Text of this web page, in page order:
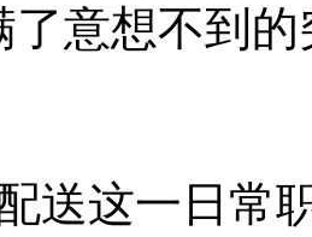
了意想不到
送这一日常